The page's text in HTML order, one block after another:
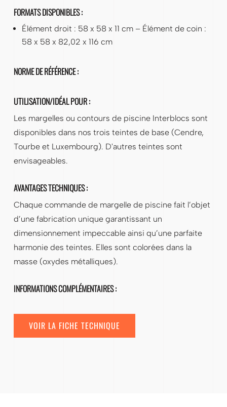
FORMATS DISPONIBLES :
Élément droit : 58 x 58 x 11 cm – Élément de coin :
58 x 58 x 82,02 x 116 cm
NORME DE RÉFÉRENCE :
UTILISATION/IDÉAL POUR :
Les margelles ou contours de piscine Interblocs sont
disponibles dans nos trois teintes de base (Cendre,
Tourbe et Luxembourg). D'autres teintes sont
envisageables.
AVANTAGES TECHNIQUES :
Chaque commande de margelle de piscine fait l’objet
d’une fabrication unique garantissant un
dimensionnement impeccable ainsi qu’une parfaite
harmonie des teintes. Elles sont colorées dans la
masse (oxydes métalliques).
INFORMATIONS COMPLÉMENTAIRES :
VOIR LA FICHE TECHNIQUE